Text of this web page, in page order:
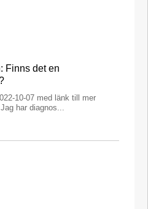
Finns det en
10-07 med länk till mer
har diagnos...